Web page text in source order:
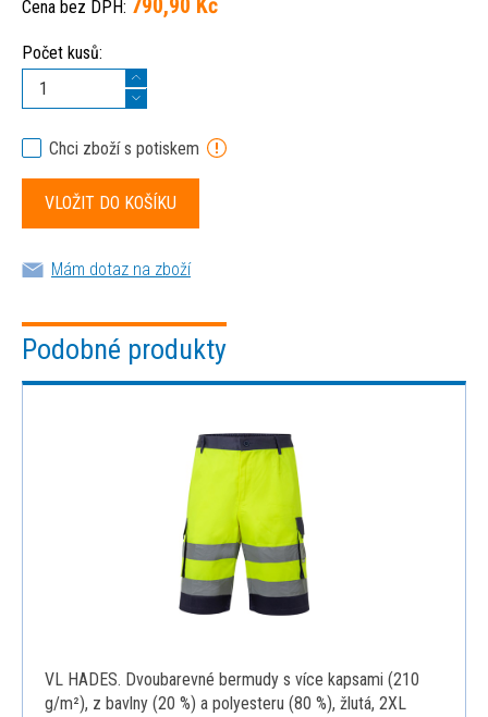
Cena bez DPH: 790,90 Kč
Počet kusů:
Chci zboží s potiskem
Mám dotaz na zboží
Podobné produkty
VL HADES. Dvoubarevné bermudy s více kapsami (210
g/m²), z bavlny (20 %) a polyesteru (80 %), žlutá, 2XL